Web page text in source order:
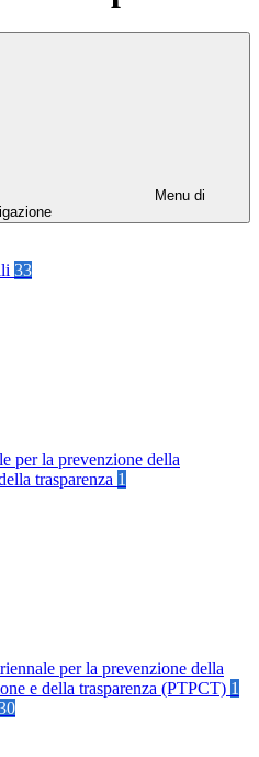
Menu di
33
per la prevenzione della
trasparenza 1
per la prevenzione della
e della trasparenza (PTPCT) 1